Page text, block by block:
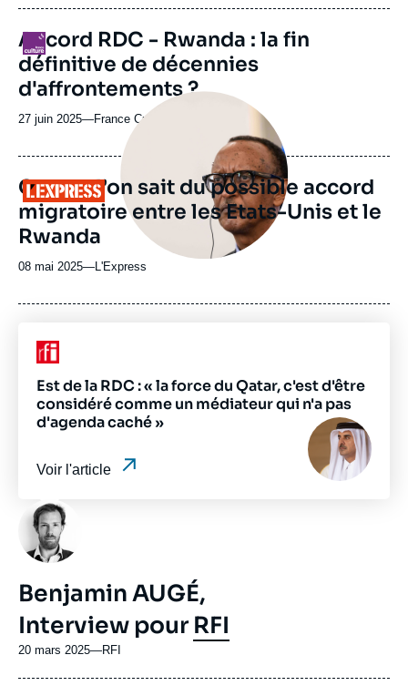
journal,
ou
émission
Logo
Accord RDC - Rwanda : la fin
définitive de décennies
d'affrontements ?
27 juin 2025—Nom
journal,
ou
émission
France Culture
Logo
Image
principale
médiatique
Ce que l’on sait du possible accord
migratoire entre les Etats-Unis et le
Rwanda
08 mai 2025—Nom
journal,
L'Express
Logo
Est de la RDC : « la force du Qatar, c'est d'être
considéré comme un médiateur qui n'a pas
d'agenda caché »
Voir l'article
Image
principale
médiatique
Photo
Benjamin AUGÉ,
Interview pour RFI
20 mars 2025—Nom
RFI